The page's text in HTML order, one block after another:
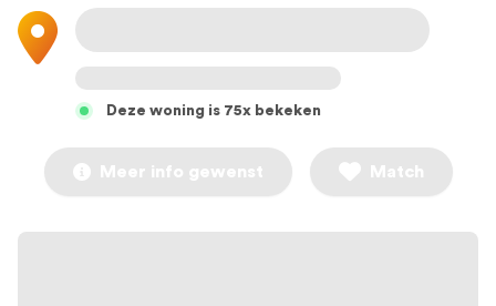
Deze woning is 75x bekeken
Meer info gewenst Match